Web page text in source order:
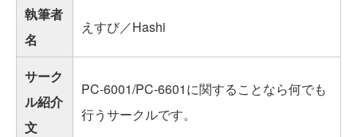
執筆者
名
えすび／Hashi
サーク
ル紹介
文
PC-6001/PC-6601に関することなら何でも
行うサークルです。